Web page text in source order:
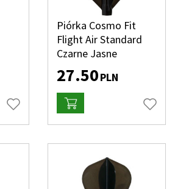
Piórka Cosmo Fit
Flight Air Standard
Czarne Jasne
27.50PLN